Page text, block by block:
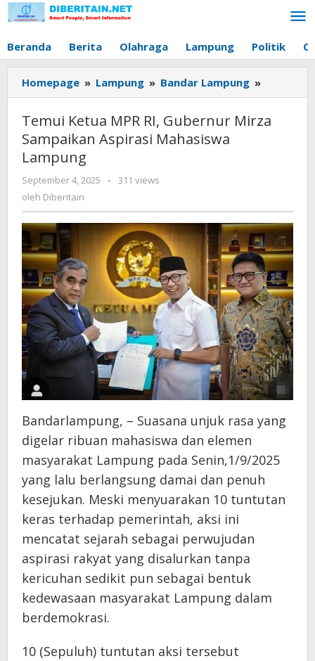
Lewati
ke
Beranda Berita Olahraga Lampung Politik
Homepage » Lampung » Bandar Lampung »
Ketua
RI,
Lampung
Temui Ketua MPR RI, Gubernur Mirza
Sampaikan Aspirasi Mahasiswa
Lampung
September 4, 2025
oleh
-
311 views
oleh Diberitain
Bandarlampung, – Suasana unjuk rasa yang
digelar ribuan mahasiswa dan elemen
masyarakat Lampung pada Senin,1/9/2025
yang lalu berlangsung damai dan penuh
kesejukan. Meski menyuarakan 10 tuntutan
keras terhadap pemerintah, aksi ini
mencatat sejarah sebagai perwujudan
aspirasi rakyat yang disalurkan tanpa
kericuhan sedikit pun sebagai bentuk
kedewasaan masyarakat Lampung dalam
berdemokrasi.
10 (Sepuluh) tuntutan aksi tersebut